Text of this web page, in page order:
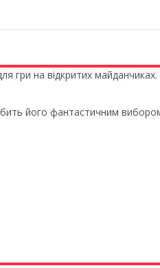
гри на відкритих
його фантастичним